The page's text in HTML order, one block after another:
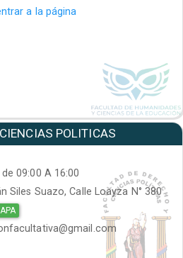
a la página
POLITICAS
de 09:00 A 16:00
Siles Suazo, Calle Loayza N° 380